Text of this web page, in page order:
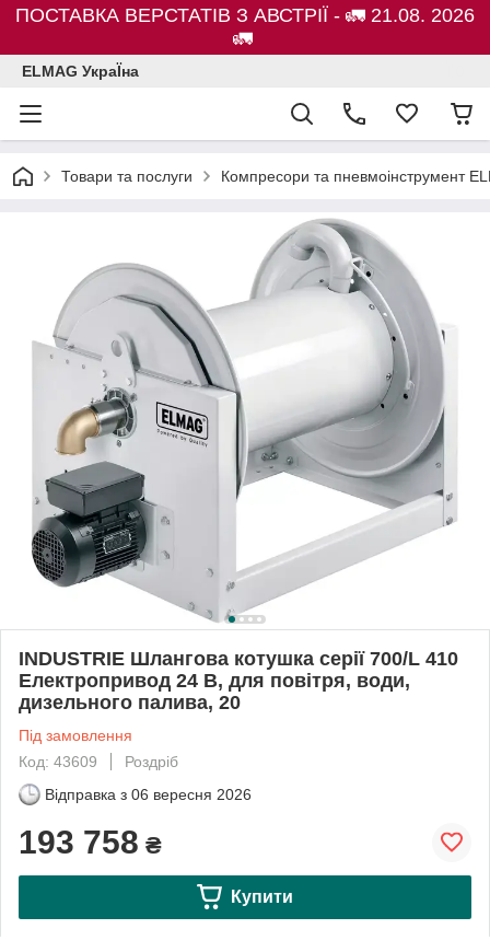
ПОСТАВКА ВЕРСТАТІВ З АВСТРІЇ - 🚛 21.08. 2026
🚛
ELMAG УкраЇна
Товари та послуги Компресори та пневмоінструмент
INDUSTRIE Шлангова котушка серії 700/L 410
Електропривод 24 В, для повітря, води,
дизельного палива, 20
Під замовлення
Код: 43609
Роздріб
Відправка з 06 вересня 2026
193 758 ₴
Купити